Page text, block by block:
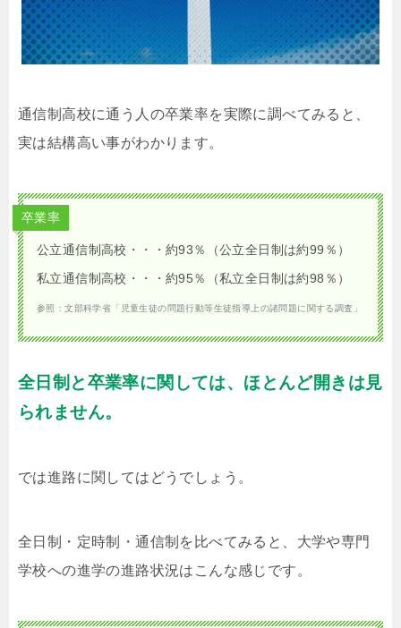
通信制高校に通う人の卒業率を実際に調べてみると、
実は結構高い事がわかります。
卒業率
公立通信制高校・・・約93％（公立全日制は約99％）
私立通信制高校・・・約95％（私立全日制は約98％）
参照：文部科学省「児童生徒の問題行動等生徒指導上の諸問題に関する調査」
全日制と卒業率に関しては、ほとんど開きは見
られません。
では進路に関してはどうでしょう。
全日制・定時制・通信制を比べてみると、大学や専門
学校への進学の進路状況はこんな感じです。